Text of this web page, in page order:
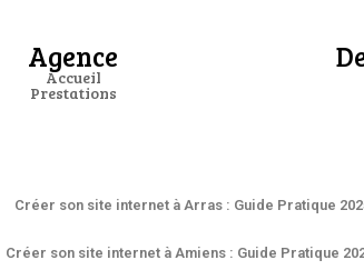
Agence
Accueil
Prestations
Créer son site internet à Arras : Guide Pratique
Créer son site internet à Amiens : Guide Pratique